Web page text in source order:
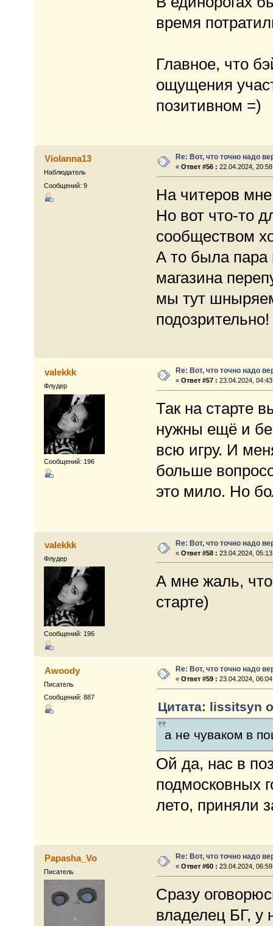
время
Главное, что
ощущения
позитивном =)
Violanna13
Наблюдатель
Сообщений: 9
Re: Вот, что точно надо
«Ответ #56 : 22.04.2024,
На читеров
Но вот что-то
сообществом
А то была пара
магазина
мы тут
подозрительно!
valekkk
Флудер
Сообщений: 196
Re: Вот, что точно надо
«Ответ #57 : 23.04.2024,
Так на старте
нужны ещё и
всю игру. И
больше
это мило. Но
valekkk
Флудер
Сообщений: 196
Re: Вот, что точно надо
«Ответ #58 : 23.04.2024,
А мне жаль,
старте)
Awoody
Писатель
Сообщений: 887
Re: Вот, что точно надо
«Ответ #59 : 23.04.2024,
Цитата: lissitsyn
а не чуваком в
Ой да, нас в
подмосковных
лето, приняли
Papasha_Vo
Писатель
Re: Вот, что точно надо
«Ответ #60 : 23.04.2024,
Сразу
владелец БГ, у